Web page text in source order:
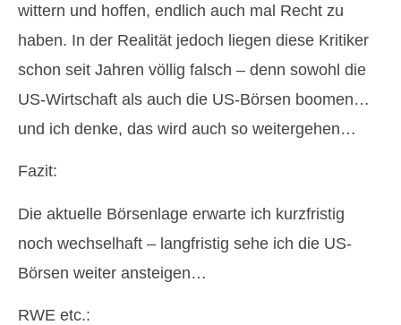
wittern und hoffen, endlich auch mal Recht zu
haben. In der Realität jedoch liegen diese Kritiker
schon seit Jahren völlig falsch – denn sowohl die
US-Wirtschaft als auch die US-Börsen boomen…
und ich denke, das wird auch so weitergehen…
Fazit:
Die aktuelle Börsenlage erwarte ich kurzfristig
noch wechselhaft – langfristig sehe ich die US-
Börsen weiter ansteigen…
RWE etc.: